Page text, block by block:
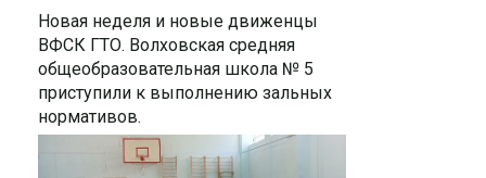
Новая неделя и новые движенцы
ВФСК ГТО. Волховская средняя
общеобразовательная школа № 5
приступили к выполнению зальных
нормативов.